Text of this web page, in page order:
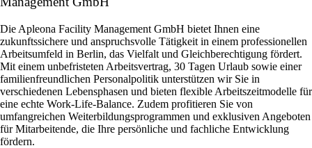
Die Apleona Facility Management GmbH bietet Ihnen eine
zukunftssichere und anspruchsvolle Tätigkeit in einem professionellen
Arbeitsumfeld in Berlin, das Vielfalt und Gleichberechtigung fördert.
Mit einem unbefristeten Arbeitsvertrag, 30 Tagen Urlaub sowie einer
familienfreundlichen Personalpolitik unterstützen wir Sie in
verschiedenen Lebensphasen und bieten flexible Arbeitszeitmodelle für
eine echte Work-Life-Balance. Zudem profitieren Sie von
umfangreichen Weiterbildungsprogrammen und exklusiven Angeboten
für Mitarbeitende, die Ihre persönliche und fachliche Entwicklung
fördern.